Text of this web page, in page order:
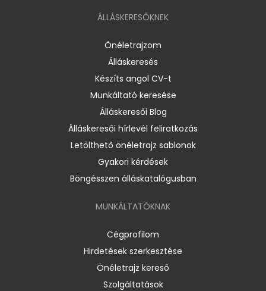
ÁLLÁSKERESŐKNEK
Önéletrajzom
Álláskeresés
Készíts angol CV-t
Munkáltató keresése
Álláskeresői Blog
Álláskeresői hírlevél feliratkozás
Letölthető önéletrajz sablonok
Gyakori kérdések
Böngésszen álláskatalógusban
MUNKÁLTATÓKNAK
Cégprofilom
Hirdetések szerkesztése
Önéletrajz kereső
Szolgáltatások